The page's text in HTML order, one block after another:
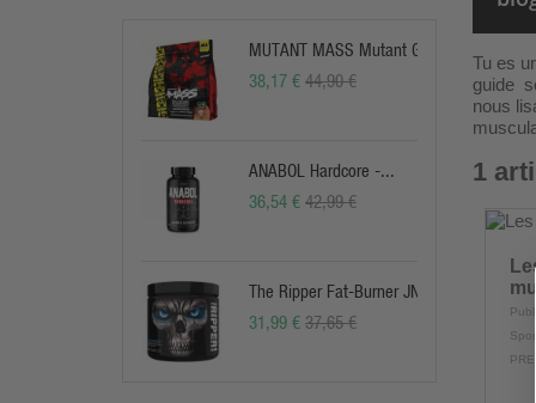
MUTANT MASS Mutant Gainer
38,17 € 44,90 €
ANABOL Hardcore -...
36,54 € 42,99 €
The Ripper Fat-Burner JNX
31,99 € 37,65 €
Tu es
guide
nous
1